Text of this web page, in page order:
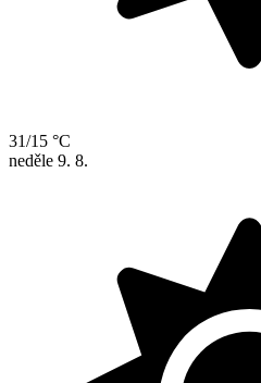
31/15 °C
neděle 9. 8.